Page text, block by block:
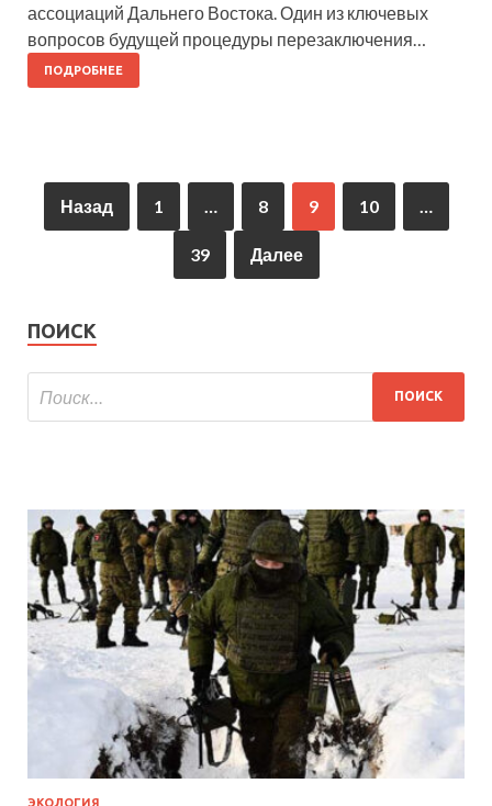
ассоциаций Дальнего Востока. Один из ключевых
вопросов будущей процедуры перезаключения…
ПОДРОБНЕЕ
Назад 1 8 9 10
39 Далее
ПОИСК
ЭКОЛОГИЯ